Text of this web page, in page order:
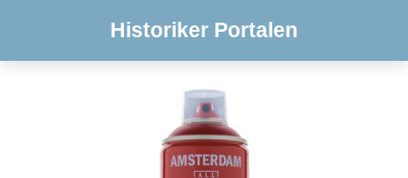
Historiker Portalen